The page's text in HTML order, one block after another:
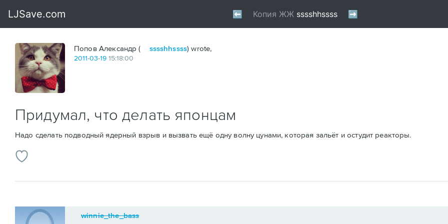
Попов Александр ( sssshhssss) wrote,
2011-03-19 15:18:00
Придумал, что делать японцам
Надо сделать подводный ядерный взрыв и вызвать ещё одну волну цунами, которая зальёт и остудит реакторы.
winnie_the_bass